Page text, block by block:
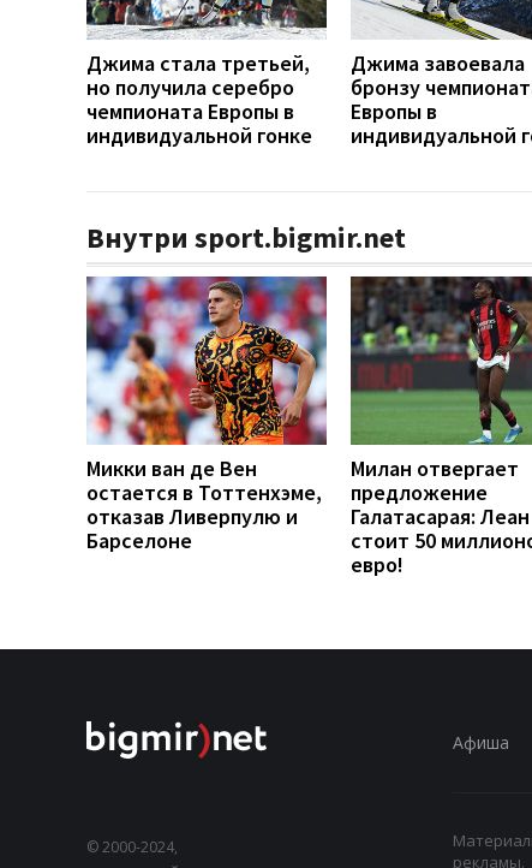
Джима стала третьей,
но получила серебро
чемпионата Европы в
индивидуальной гонке
Джима завоевала
бронзу
Европы в
индивидуальной
Внутри sport.bigmir.net
Микки ван де Вен
остается в Тоттенхэме,
отказав Ливерпулю и
Барселоне
Милан отвергает
предложение
Галатасарая: Леан
стоит 50
евро!
© 2000-2024,
Афиша
рекламы.